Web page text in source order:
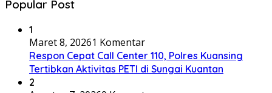
Popular Post
1
Maret 8, 20261 Komentar
Respon Cepat Call Center 110, Polres Kuansing
Tertibkan Aktivitas PETI di Sungai Kuantan
2